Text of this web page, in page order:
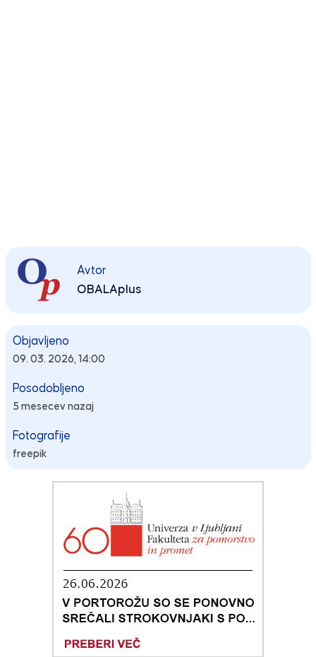
Avtor
OBALAplus
Objavljeno
09. 03. 2026, 14:00
Posodobljeno
5 mesecev nazaj
Fotografije
freepik